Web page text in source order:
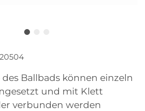
20504
Ballbads können einzeln
und mit Klett
verbunden werden